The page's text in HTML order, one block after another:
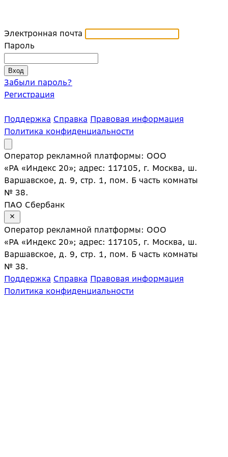
Электронная почта
Пароль
Забыли пароль?
Регистрация
Поддержка Справка Правовая информация
Политика конфиденциальности
Оператор рекламной платформы: ООО
«РА «Индекс 20»; адрес: 117105, г. Москва, ш.
Варшавское, д. 9, стр. 1, пом. Б часть комнаты
№ 38.
ПАО Сбербанк
Оператор рекламной платформы: ООО
«РА «Индекс 20»; адрес: 117105, г. Москва, ш.
Варшавское, д. 9, стр. 1, пом. Б часть комнаты
№ 38.
Поддержка Справка Правовая информация
Политика конфиденциальности